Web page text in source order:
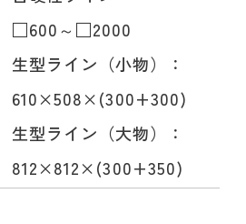
□600～□2000
生型ライン（小物）：
610×508×(300+300)
生型ライン（大物）：
812×812×(300+350)